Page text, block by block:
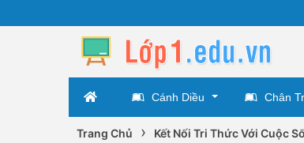
Cánh Diều Chân
Trang Chủ › Kết Nối Tri Thức Với Cuộc